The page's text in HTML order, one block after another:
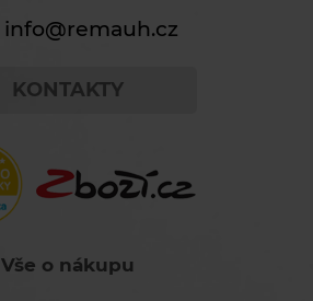
info@remauh.cz
KONTAKTY
Vše o nákupu